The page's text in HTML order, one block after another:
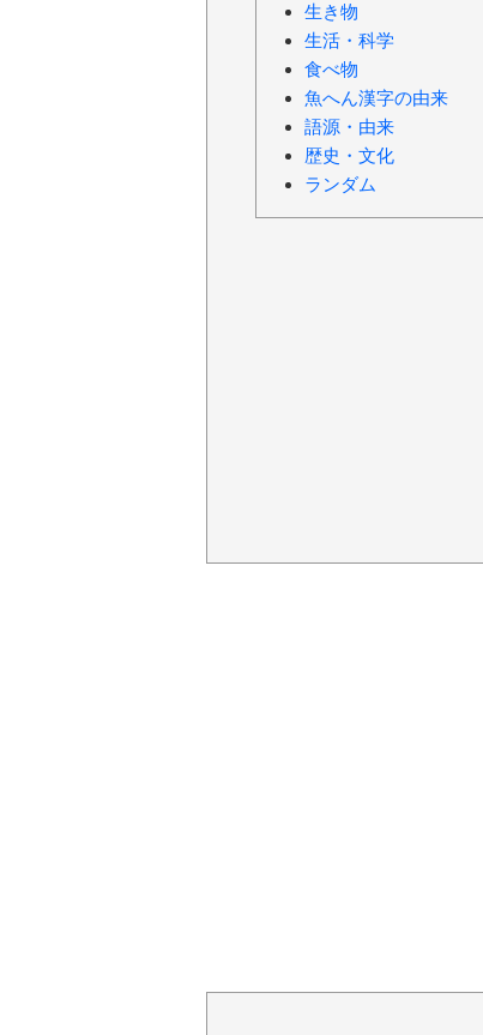
生き物
生活・科学
食べ物
魚へん漢字の由来
語源・由来
歴史・文化
ランダム